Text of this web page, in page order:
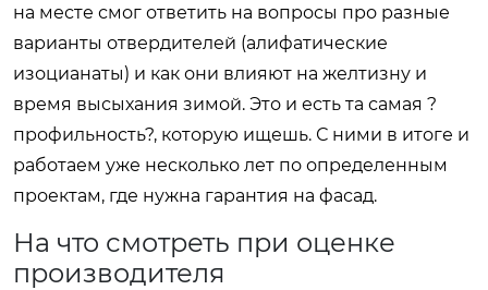
на месте смог ответить на вопросы про разные
варианты отвердителей (алифатические
изоцианаты) и как они влияют на желтизну и
время высыхания зимой. Это и есть та самая ?
профильность?, которую ищешь. С ними в итоге и
работаем уже несколько лет по определенным
проектам, где нужна гарантия на фасад.
На что смотреть при оценке
производителя